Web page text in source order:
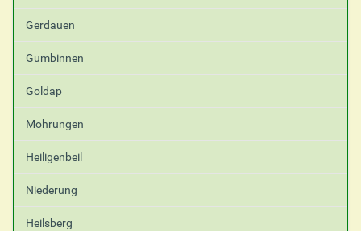
o
n
e
n
Gerdauen
Gumbinnen
Goldap
Mohrungen
Heiligenbeil
Niederung
Heilsberg